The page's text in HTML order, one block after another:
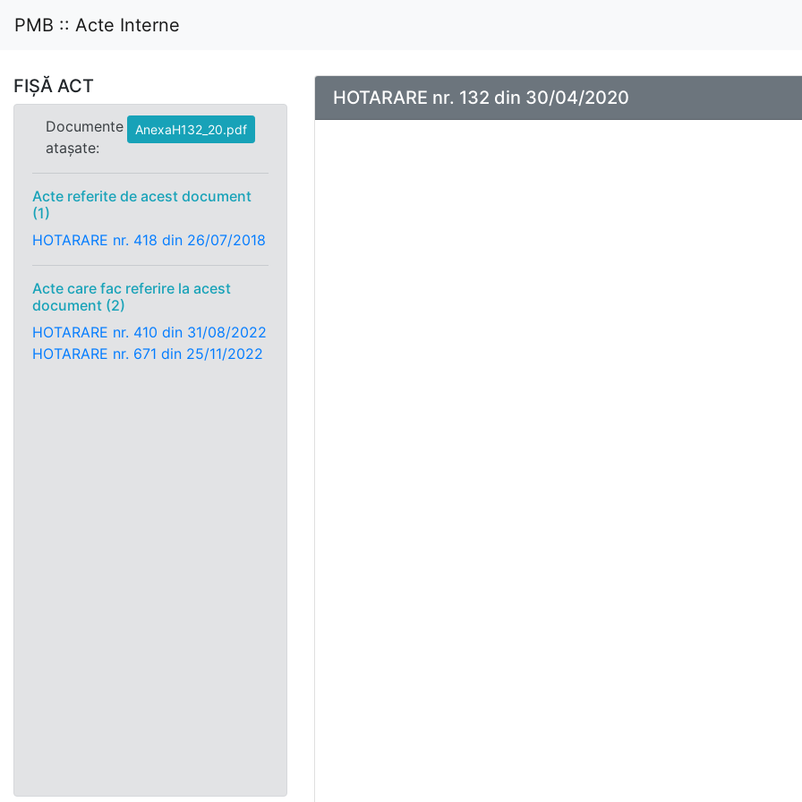
PMB :: Acte Interne
FIȘĂ ACT
Documente
atașate:
AnexaH132_20.pdf
Acte referite de acest document
(1)
HOTARARE nr. 418 din 26/07/2018
Acte care fac referire la acest
document (2)
HOTARARE nr. 410 din 31/08/2022
HOTARARE nr. 671 din 25/11/2022
HOTARARE nr. 132 din 30/04/2020